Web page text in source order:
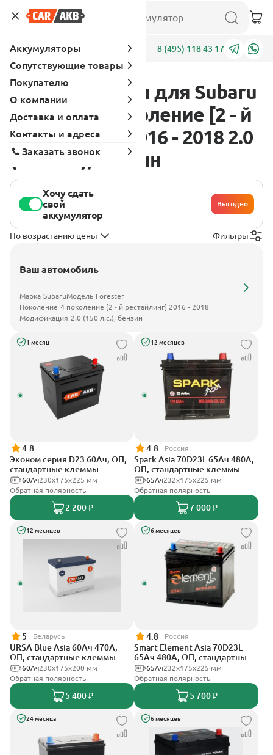
Адреса 8 (495) 118 43 17
Аккумуляторы для Subaru
Forester 4 поколение [2 - й
рестайлинг] 2016 - 2018 2.0
(150 л.с.), бензин
Хочу сдать
свой
аккумулятор
Выгодно
По возрастанию цены Фильтры
Ваш автомобиль
Марка SubaruМодель Forester
Поколение 4 поколение [2 - й рестайлинг] 2016 - 2018
Модификация 2.0 (150 л.с.), бензин
1 месяц
4.8
Эконом серия D23 60Ач, ОП,
стандартные клеммы
230x175x225 мм
60Ач
Обратная полярность
2 200 ₽
12 месяцев
4.8 Россия
Spark Asia 70D23L 65Ач 480А,
ОП, стандартные клеммы
232x175x225 мм
65Ач
Обратная полярность
7 000 ₽
12 месяцев
5 Беларусь
URSA Blue Asia 60Ач 470А,
ОП, стандартные клеммы
230x175x200 мм
60Ач
Обратная полярность
5 400 ₽
6 месяцев
4.8 Россия
Smart Element Asia 70D23L
65Ач 480А, ОП, стандартные
клеммы232х175х225 мм
65Ач
Обратная полярность
5 700 ₽
24 месяца 6 месяцев
Аккумуляторы
Сопутствующие товары
Покупателю
О компании
Доставка и оплата
Контакты и адреса
Заказать звонок